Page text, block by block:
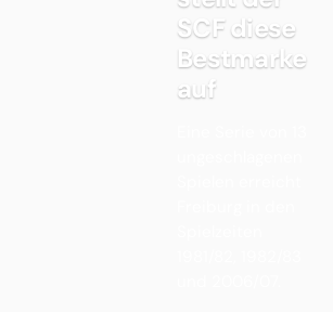
SCF diese
Bestmarke
auf